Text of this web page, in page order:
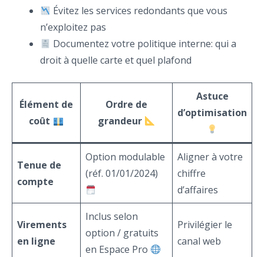
Évitez les services redondants que vous
n’exploitez pas
Documentez votre politique interne: qui a
droit à quelle carte et quel plafond
Élément de
coût
Ordre de
grandeur
Astuce
d’optimisation
Tenue de
compte
Option modulable
(réf. 01/01/2024)
Aligner à votre
chiffre
d’affaires
Virements
en ligne
Inclus selon
option / gratuits
en Espace Pro
Privilégier le
canal web